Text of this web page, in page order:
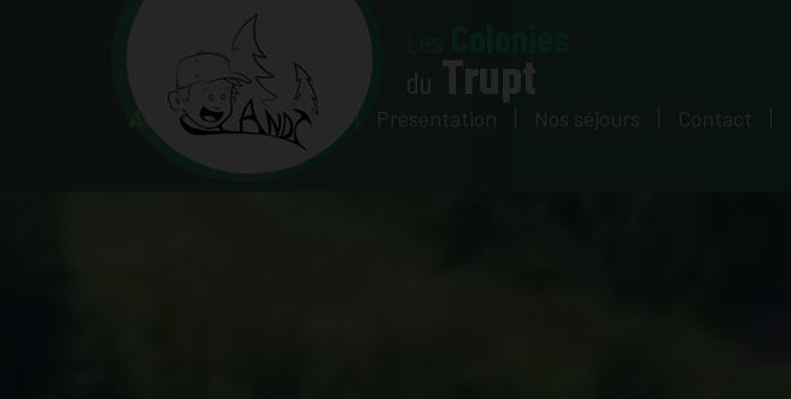
du Trupt
Accueil Inscription Présentation Nos séjours Contact